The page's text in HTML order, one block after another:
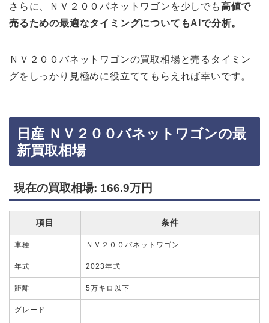
さらに、ＮＶ２００バネットワゴンを少しでも高値で
売るための最適なタイミングについてもAIで分析。
ＮＶ２００バネットワゴンの買取相場と売るタイミン
グをしっかり見極めに役立ててもらえれば幸いです。
日産 ＮＶ２００バネットワゴンの最
新買取相場
現在の買取相場: 166.9万円
項目 条件
車種 ＮＶ２００バネットワゴン
年式 2023年式
距離 5万キロ以下
グレード